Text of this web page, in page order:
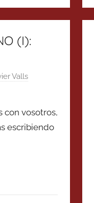
(I):
Valls
con vosotros,
escribiendo